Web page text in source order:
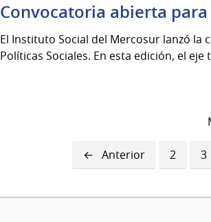
Convocatoria abierta
El Instituto Social del Mercosur lanzó
Políticas Sociales. En esta edición, el eje
Página
anterior
Anterior Página
2 3